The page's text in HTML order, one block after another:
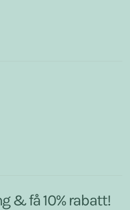
& få 10% rabatt!